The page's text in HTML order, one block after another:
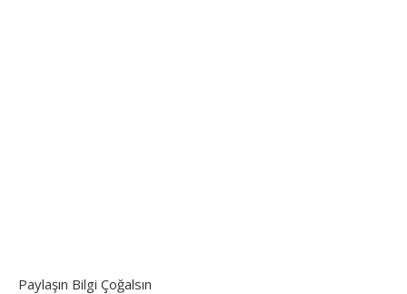
Paylaşın Bilgi Çoğalsın